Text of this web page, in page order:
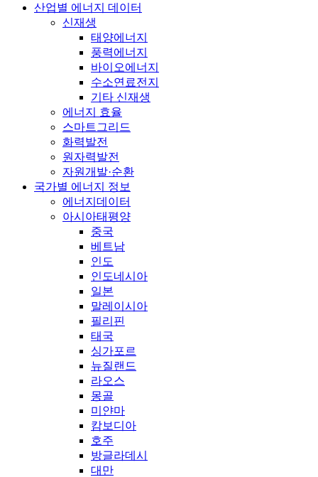
산업별 에너지 데이터
신재생
태양에너지
풍력에너지
바이오에너지
수소연료전지
기타 신재생
에너지 효율
스마트그리드
화력발전
원자력발전
자원개발·순환
국가별 에너지 정보
에너지데이터
아시아태평양
중국
베트남
인도
인도네시아
일본
말레이시아
필리핀
태국
싱가포르
뉴질랜드
라오스
몽골
미얀마
캄보디아
호주
방글라데시
대만